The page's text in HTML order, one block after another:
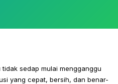
sedap mulai mengganggu
yang cepat, bersih, dan benar-